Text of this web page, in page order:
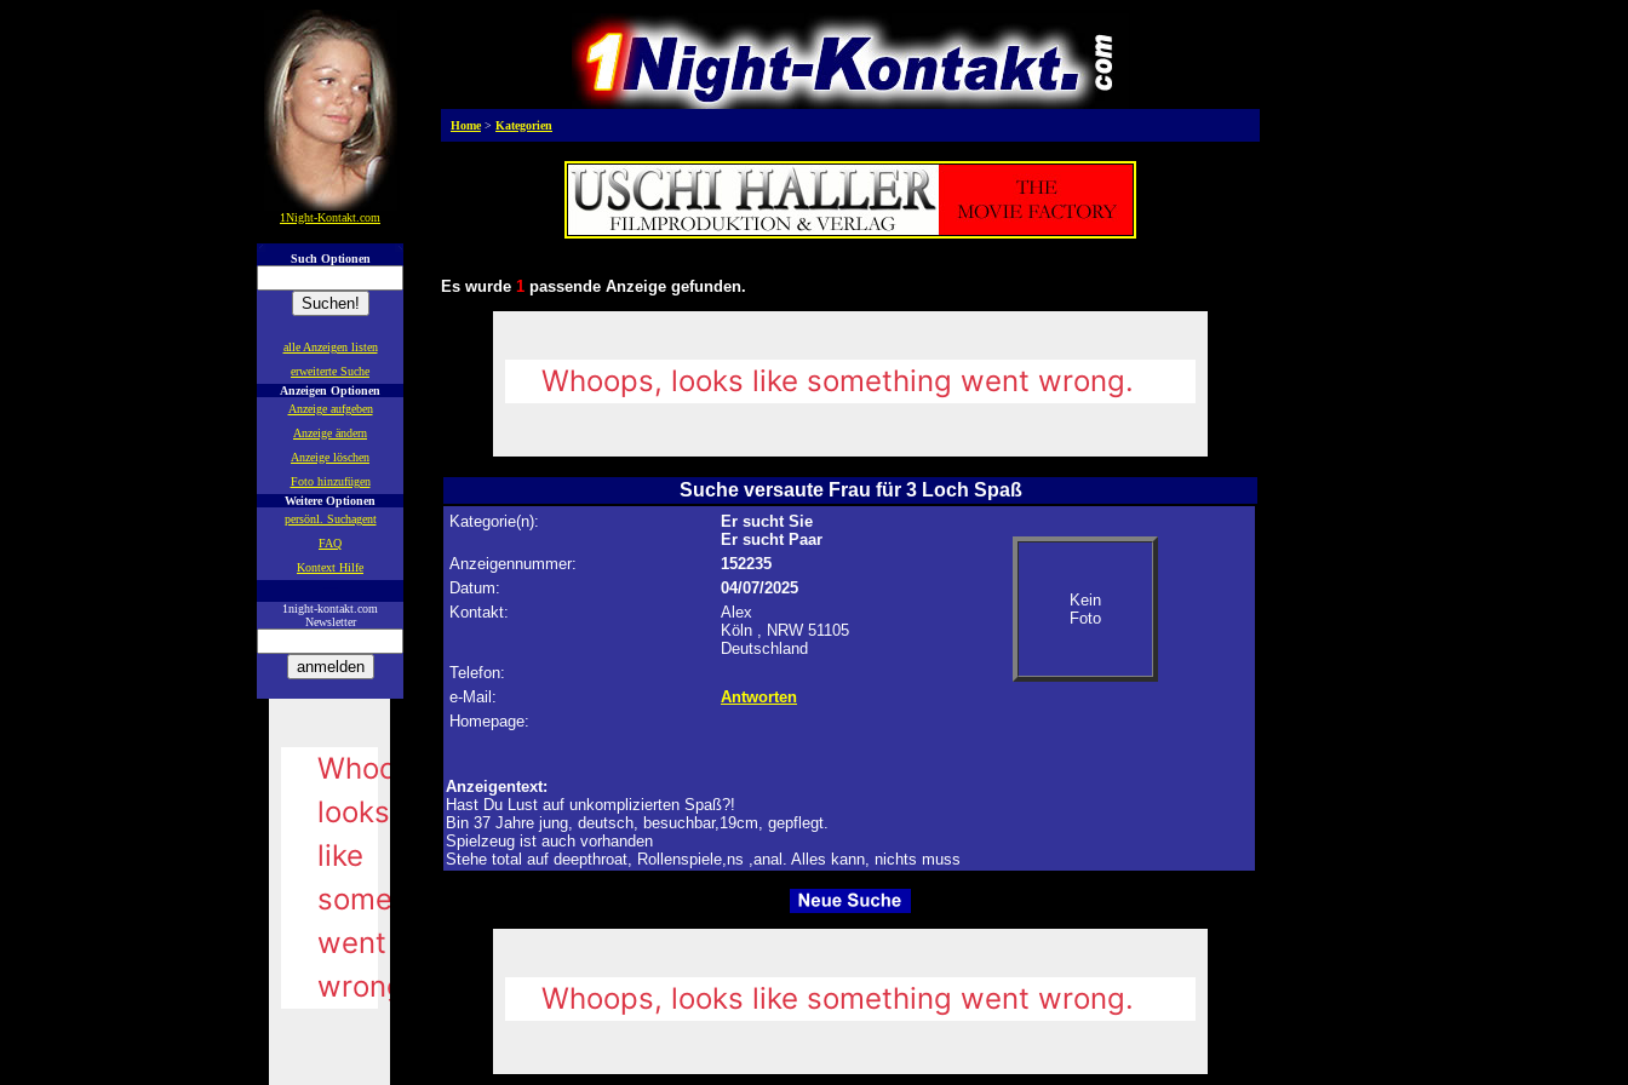
1Night-Kontakt.com
Such Optionen
alle Anzeigen listen
erweiterte Suche
Anzeigen Optionen
Anzeige aufgeben
Anzeige ändern
Anzeige löschen
Foto hinzufügen
Weitere Optionen
persönl. Suchagent
FAQ
Kontext Hilfe
1night-kontakt.com
Newsletter
Home> Kategorien
Es wurde 1 passende Anzeige gefunden.
Suche versaute Frau für 3 Loch Spaß
Kategorie(n):
Er sucht Sie
Er sucht Paar
Kein
Foto
Anzeigennummer:
152235
Datum:
04/07/2025
Kontakt:
Alex
Köln , NRW 51105
Deutschland
Telefon:
e-Mail:
Antworten
Homepage:
Anzeigentext:
Hast Du Lust auf unkomplizierten Spaß?!
Bin 37 Jahre jung, deutsch, besuchbar,19cm, gepflegt.
Spielzeug ist auch vorhanden
Stehe total auf deepthroat, Rollenspiele,ns ,anal. Alles kann, nichts muss